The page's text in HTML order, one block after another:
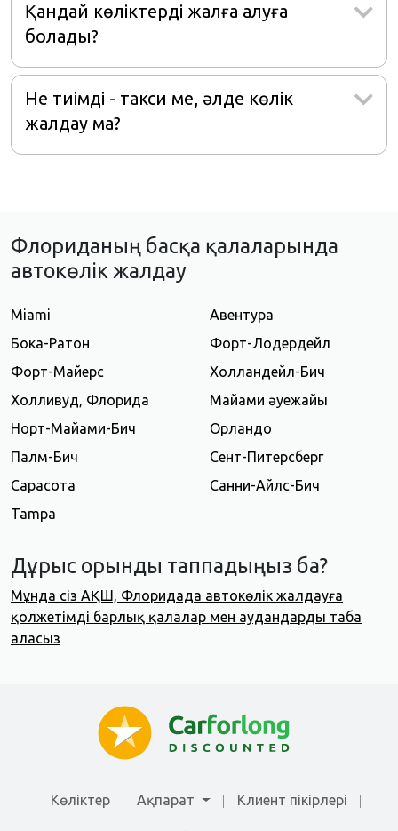
Қандай көліктерді жалға алуға
болады?
Не тиімді - такси ме, әлде көлік
жалдау ма?
Флориданың басқа қалаларында
автокөлік жалдау
Miami
Авентура
Бока-Ратон
Форт-Лодердейл
Форт-Майерс
Холландейл-Бич
Холливуд, Флорида
Майами әуежайы
Норт-Майами-Бич
Орландо
Палм-Бич
Сент-Питерсберг
Сарасота
Санни-Айлс-Бич
Tampa
Дұрыс орынды таппадыңыз ба?
Мұнда сіз АҚШ, Флоридада автокөлік жалдауға
қолжетімді барлық қалалар мен аудандарды таба
аласыз
Көліктер Ақпарат Клиент пікірлері